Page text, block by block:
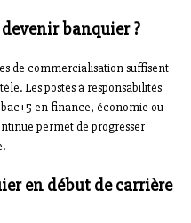
banquier ?
de commercialisation suffisent
Les postes à responsabilités
en finance, économie ou
permet de progresser
en début de carrière